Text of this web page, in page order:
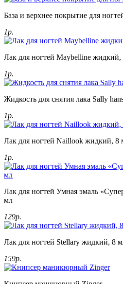
База и верхнее покрытие для
1р.
Лак для ногтей Maybelline жидкий,
1р.
Жидкость для снятия лака Sally
1р.
Лак для ногтей Naillook жидкий, 8
1р.
Лак для ногтей Умная эмаль
мл
129р.
Лак для ногтей Stellary жидкий, 8
159р.